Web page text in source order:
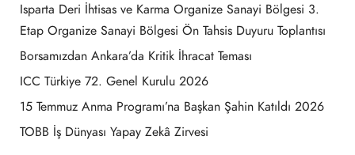
Isparta Deri İhtisas ve Karma Organize Sanayi Bölgesi 3.
Etap Organize Sanayi Bölgesi Ön Tahsis Duyuru Toplantısı
Borsamızdan Ankara’da Kritik İhracat Teması
ICC Türkiye 72. Genel Kurulu 2026
15 Temmuz Anma Programı’na Başkan Şahin Katıldı 2026
TOBB İş Dünyası Yapay Zekâ Zirvesi